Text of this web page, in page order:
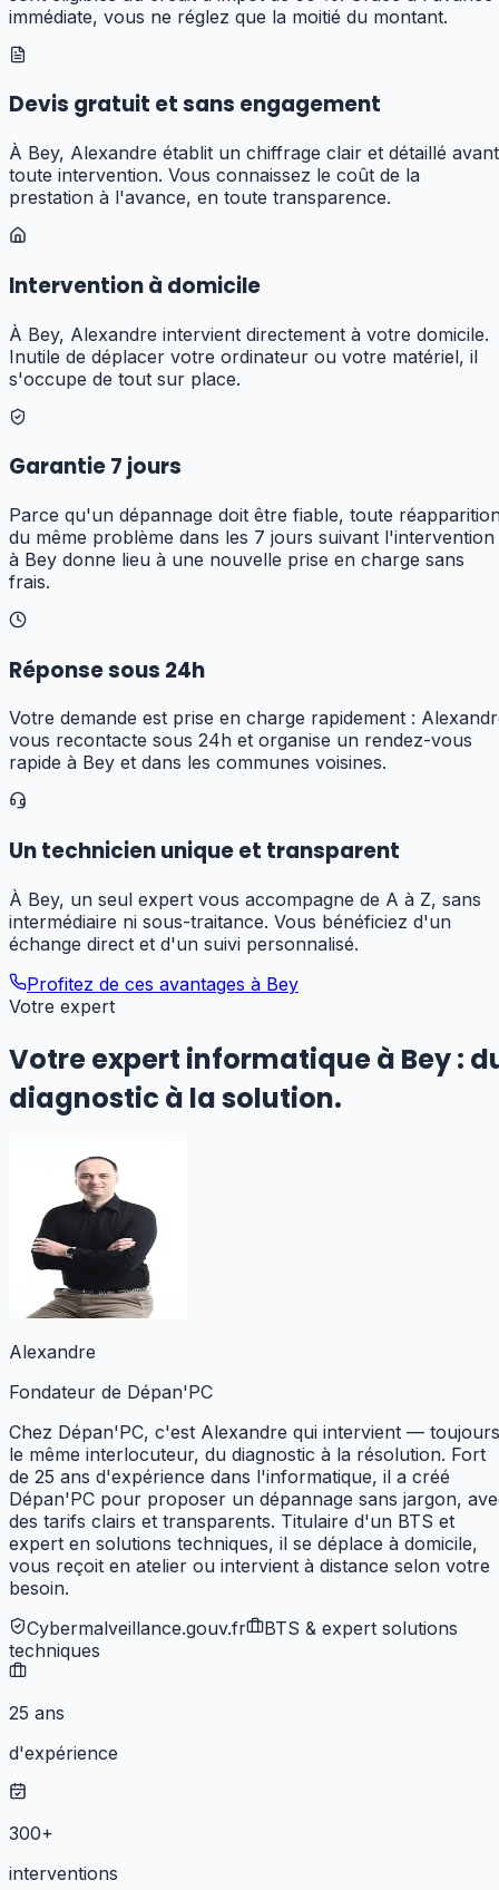
immédiate, vous ne réglez que la moitié du montant.
Devis gratuit et sans engagement
À Bey, Alexandre établit un chiffrage clair et détaillé avant
toute intervention. Vous connaissez le coût de la
prestation à l'avance, en toute transparence.
Intervention à domicile
À Bey, Alexandre intervient directement à votre domicile.
Inutile de déplacer votre ordinateur ou votre matériel, il
s'occupe de tout sur place.
Garantie 7 jours
Parce qu'un dépannage doit être fiable, toute
du même problème dans les 7 jours suivant l'intervention
à Bey donne lieu à une nouvelle prise en charge sans
frais.
Réponse sous 24h
Votre demande est prise en charge rapidement :
vous recontacte sous 24h et organise un rendez-vous
rapide à Bey et dans les communes voisines.
Un technicien unique et transparent
À Bey, un seul expert vous accompagne de A à Z, sans
intermédiaire ni sous-traitance. Vous bénéficiez d'un
échange direct et d'un suivi personnalisé.
Profitez de ces avantages à Bey
Votre expert
Votre expert informatiqueà Bey:
diagnostic à la solution.
Alexandre
Fondateur de Dépan'PC
Chez Dépan'PC, c'est Alexandre qui intervient — toujours
le même interlocuteur, du diagnostic à la résolution. Fort
de 25 ans d'expérience dans l'informatique, il a créé
Dépan'PC pour proposer un dépannage sans jargon,
des tarifs clairs et transparents. Titulaire d'un BTS et
expert en solutions techniques, il se déplace à domicile,
vous reçoit en atelier ou intervient à distance selon votre
besoin.
Cybermalveillance.gouv.fr
BTS & expert solutions
techniques
25 ans
d'expérience
300+
interventions